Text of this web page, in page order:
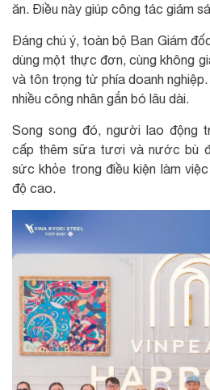
ăn. Điều này giúp công tác giám
Đáng chú ý, toàn bộ Ban Giám
dùng một thực đơn, cùng không
và tôn trọng từ phía doanh
nhiều công nhân gắn bó lâu dài.
Song song đó, người lao động
cấp thêm sữa tươi và nước bù
sức khỏe trong điều kiện làm
độ cao.